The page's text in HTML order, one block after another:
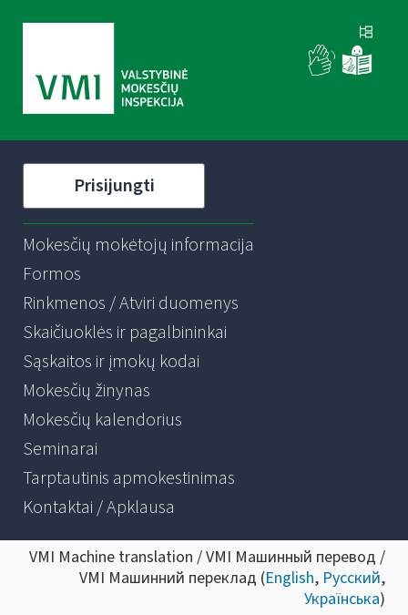
Prisijungti
Mokesčių mokėtojų informacija
Formos
Rinkmenos / Atviri duomenys
Skaičiuoklės ir pagalbininkai
Sąskaitos ir įmokų kodai
Mokesčių žinynas
Mokesčių kalendorius
Seminarai
Tarptautinis apmokestinimas
Kontaktai / Apklausa
VMI Machine translation / VMI Машинный перевод /
VMI Машинний переклад (English, Русский,
Українська)